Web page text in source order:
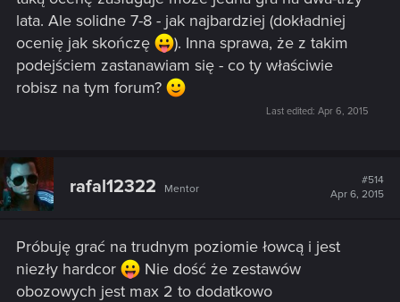
lata. Ale solidne 7-8 - jak najbardziej (dokładniej
ocenię jak skończę
). Inna sprawa, że z takim
podejściem zastanawiam się - co ty właściwie
robisz na tym forum?
Last edited: Apr 6, 2015
rafal12322 Mentor
#514
Apr 6, 2015
Próbuję grać na trudnym poziomie łowcą i jest
niezły hardcor
Nie dość że zestawów
obozowych jest max 2 to dodatkowo